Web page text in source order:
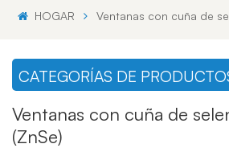
HOGAR Ventanas con cuña de
CATEGORÍAS DE
Ventanas con cuña de
(ZnSe)